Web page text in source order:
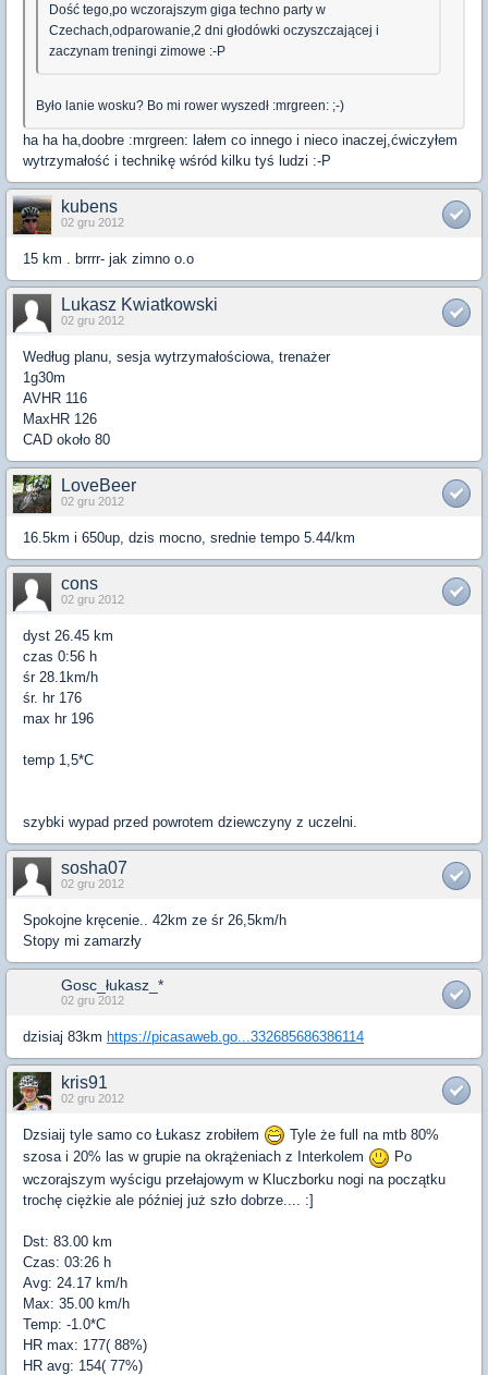
Dość tego,po wczorajszym giga techno party w
Czechach,odparowanie,2 dni głodówki oczyszczającej i
zaczynam treningi zimowe :-P
Było lanie wosku? Bo mi rower wyszedł :mrgreen: ;-)
ha ha ha,doobre :mrgreen: lałem co innego i nieco inaczej,ćwiczyłem
wytrzymałość i technikę wśród kilku tyś ludzi :-P
kubens
02 gru 2012
15 km . brrrr- jak zimno o.o
Lukasz Kwiatkowski
02 gru 2012
Według planu, sesja wytrzymałościowa, trenażer
1g30m
AVHR 116
MaxHR 126
CAD około 80
LoveBeer
02 gru 2012
16.5km i 650up, dzis mocno, srednie tempo 5.44/km
cons
02 gru 2012
dyst 26.45 km
czas 0:56 h
śr 28.1km/h
śr. hr 176
max hr 196
temp 1,5*C
szybki wypad przed powrotem dziewczyny z uczelni.
sosha07
02 gru 2012
Spokojne kręcenie.. 42km ze śr 26,5km/h
Stopy mi zamarzły
Gosc_łukasz_*
02 gru 2012
dzisiaj 83km https://picasaweb.go...332685686386114
kris91
02 gru 2012
Dzsiaij tyle samo co Łukasz zrobiłem
Tyle że full na mtb 80%
szosa i 20% las w grupie na okrążeniach z Interkolem
Po
wczorajszym wyścigu przełajowym w Kluczborku nogi na początku
trochę ciężkie ale później już szło dobrze.... :]
Dst: 83.00 km
Czas: 03:26 h
Avg: 24.17 km/h
Max: 35.00 km/h
Temp: -1.0*C
HR max: 177( 88%)
HR avg: 154( 77%)